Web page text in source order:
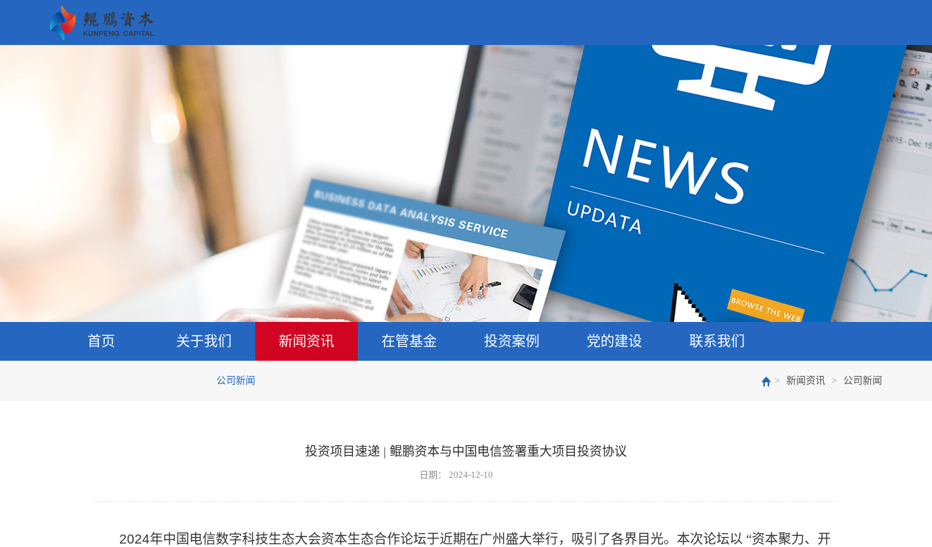
首页 关于我们 新闻资讯 在管基金 投资案例 党的建设 联系我们
公司新闻 > 新闻资讯 > 公司新闻
投资项目速递 | 鲲鹏资本与中国电信签署重大项目投资协议
日期： 2024-12-10
2024年中国电信数字科技生态大会资本生态合作论坛于近期在广州盛大举行，吸引了各界目光。本次论坛以 “资本聚力、开